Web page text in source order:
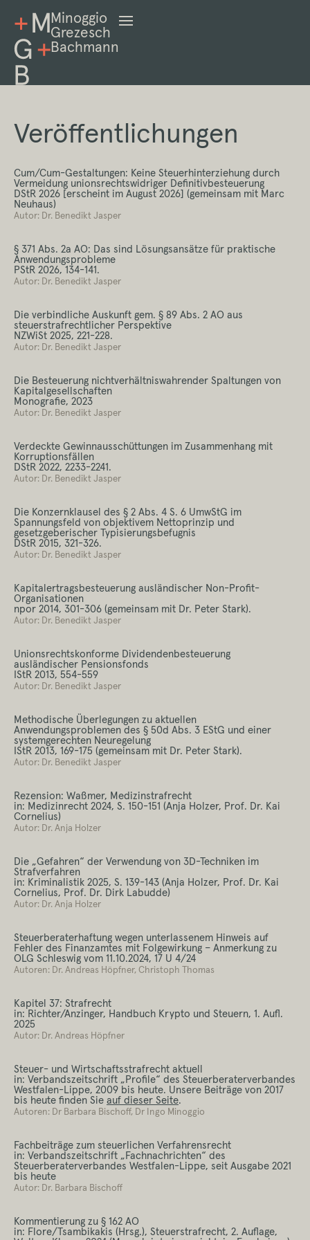
Minoggio
Grezesch
Bachmann
Veröffentlichungen
Cum/Cum-Gestaltungen: Keine Steuerhinterziehung durch
Vermeidung unionsrechtswidriger Definitivbesteuerung
DStR 2026 [erscheint im August 2026] (gemeinsam mit Marc
Neuhaus)
Autor: Dr. Benedikt Jasper
§ 371 Abs. 2a AO: Das sind Lösungsansätze für praktische
Anwendungsprobleme
PStR 2026, 134-141.
Autor: Dr. Benedikt Jasper
Die verbindliche Auskunft gem. § 89 Abs. 2 AO aus
steuerstrafrechtlicher Perspektive
NZWiSt 2025, 221-228.
Autor: Dr. Benedikt Jasper
Die Besteuerung nichtverhältniswahrender Spaltungen von
Kapitalgesellschaften
Monografie, 2023
Autor: Dr. Benedikt Jasper
Verdeckte Gewinnausschüttungen im Zusammenhang mit
Korruptionsfällen
DStR 2022, 2233-2241.
Autor: Dr. Benedikt Jasper
Die Konzernklausel des § 2 Abs. 4 S. 6 UmwStG im
Spannungsfeld von objektivem Nettoprinzip und
gesetzgeberischer Typisierungsbefugnis
DStR 2015, 321-326.
Autor: Dr. Benedikt Jasper
Kapitalertragsbesteuerung ausländischer Non-Profit-
Organisationen
npor 2014, 301-306 (gemeinsam mit Dr. Peter Stark).
Autor: Dr. Benedikt Jasper
Unionsrechtskonforme Dividendenbesteuerung
ausländischer Pensionsfonds
IStR 2013, 554-559
Autor: Dr. Benedikt Jasper
Methodische Überlegungen zu aktuellen
Anwendungsproblemen des § 50d Abs. 3 EStG und einer
systemgerechten Neuregelung
IStR 2013, 169-175 (gemeinsam mit Dr. Peter Stark).
Autor: Dr. Benedikt Jasper
Rezension: Waßmer, Medizinstrafrecht
in: Medizinrecht 2024, S. 150-151 (Anja Holzer, Prof. Dr. Kai
Cornelius)
Autor: Dr. Anja Holzer
Die „Gefahren“ der Verwendung von 3D-Techniken im
Strafverfahren
in: Kriminalistik 2025, S. 139-143 (Anja Holzer, Prof. Dr. Kai
Cornelius, Prof. Dr. Dirk Labudde)
Autor: Dr. Anja Holzer
Steuerberaterhaftung wegen unterlassenem Hinweis auf
Fehler des Finanzamtes mit Folgewirkung – Anmerkung zu
OLG Schleswig vom 11.10.2024, 17 U 4/24
Autoren: Dr. Andreas Höpfner, Christoph Thomas
Kapitel 37: Strafrecht
in: Richter/Anzinger, Handbuch Krypto und Steuern, 1. Aufl.
2025
Autor: Dr. Andreas Höpfner
Steuer- und Wirtschaftsstrafrecht aktuell
in: Verbandszeitschrift „Profile“ des Steuerberaterverbandes
Westfalen-Lippe, 2009 bis heute. Unsere Beiträge von 2017
bis heute finden Sie auf dieser Seite.
Autoren: Dr Barbara Bischoff, Dr Ingo Minoggio
Fachbeiträge zum steuerlichen Verfahrensrecht
in: Verbandszeitschrift „Fachnachrichten“ des
Steuerberaterverbandes Westfalen-Lippe, seit Ausgabe 2021
bis heute
Autor: Dr. Barbara Bischoff
Kommentierung zu § 162 AO
in: Flore/Tsambikakis (Hrsg.), Steuerstrafrecht, 2. Auflage,